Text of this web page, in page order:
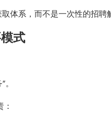
体系，而不是一次性的招聘
式